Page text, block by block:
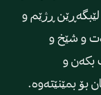
لێبگه‌ڕێن ڕژێم و
و شێخ و
بكه‌ن و
بۆ بمێنێته‌وه‌.